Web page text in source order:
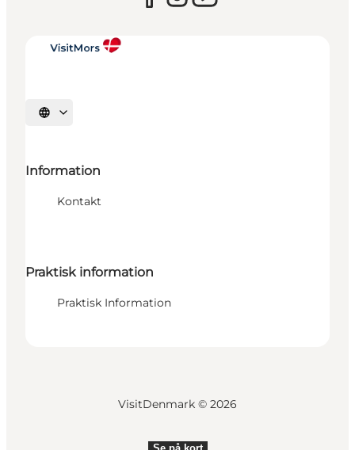
Vælg sprog
Information
Kontakt
Praktisk information
Praktisk Information
VisitDenmark © 2026